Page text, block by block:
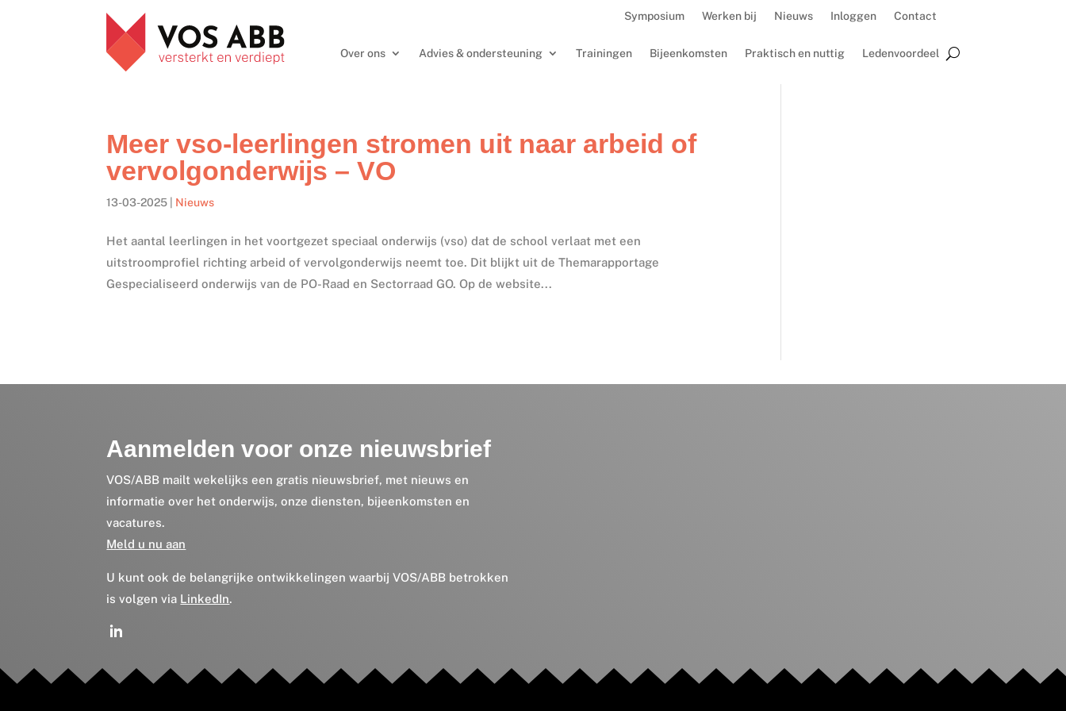
Symposium Werken bij Nieuws Inloggen Contact
Over ons Advies & ondersteuning Trainingen Bijeenkomsten Praktisch en nuttig Ledenvoordeel
Meer vso-leerlingen stromen uit naar arbeid of
vervolgonderwijs – VO
13-03-2025 Nieuws
Het aantal leerlingen in het voortgezet speciaal onderwijs (vso) dat de school verlaat met een
uitstroomprofiel richting arbeid of vervolgonderwijs neemt toe. Dit blijkt uit de Themarapportage
Gespecialiseerd onderwijs van de PO-Raad en Sectorraad GO. Op de website...
Aanmelden voor onze nieuwsbrief
VOS/ABB mailt wekelijks een gratis nieuwsbrief, met nieuws en
informatie over het onderwijs, onze diensten, bijeenkomsten en
vacatures.
Meld u nu aan
U kunt ook de belangrijke ontwikkelingen waarbij VOS/ABB betrokken
is volgen via LinkedIn.